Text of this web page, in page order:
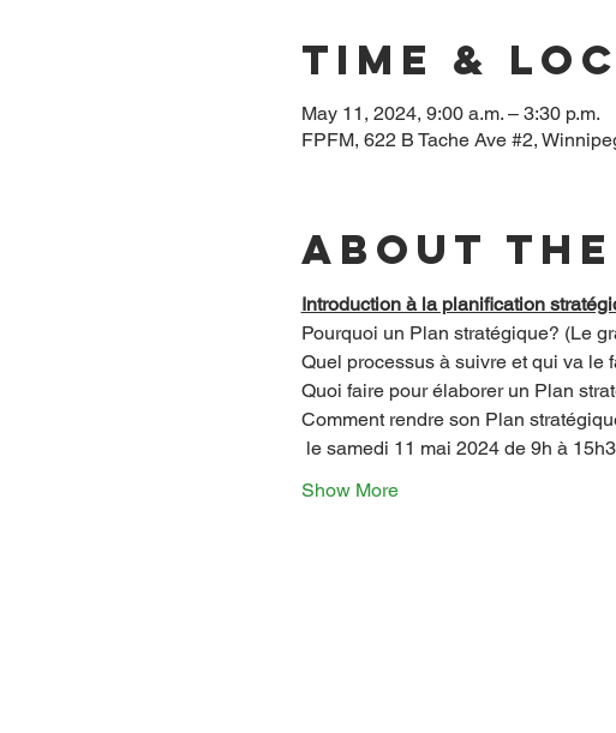
Time &
May 11, 2024, 9:00 a.m. – 3:30 p.m.
FPFM, 622 B Tache Ave #2,
About
Introduction à la planification
Pourquoi un Plan stratégique? (Le
Quel processus à suivre et qui va le
Quoi faire pour élaborer un Plan
Comment rendre son Plan
le samedi 11 mai 2024 de 9h à
Show More